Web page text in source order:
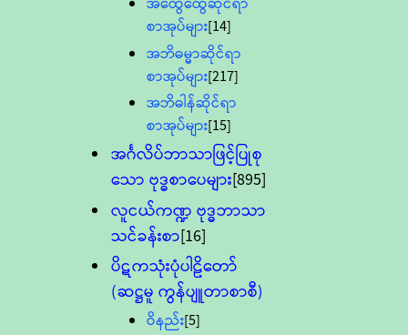
စာအုပ်များ[14]
အဘိဓမ္မာဆိုင်ရာ
စာအုပ်များ[217]
အဘိဓါန်ဆိုင်ရာ
စာအုပ်များ[15]
အင်္ဂလိပ်ဘာသာဖြင့်ပြုစု
သော ဗုဒ္ဓစာပေများ[895]
လူငယ်ကဏ္ဍ ဗုဒ္ဓဘာသာ
သင်ခန်းစာ[16]
ပိဋကသုံးပုံပါဠိတော်
(ဆဋ္ဌမူ ကွန်ပျူတာစာစီ)
ဝိနည်း[5]